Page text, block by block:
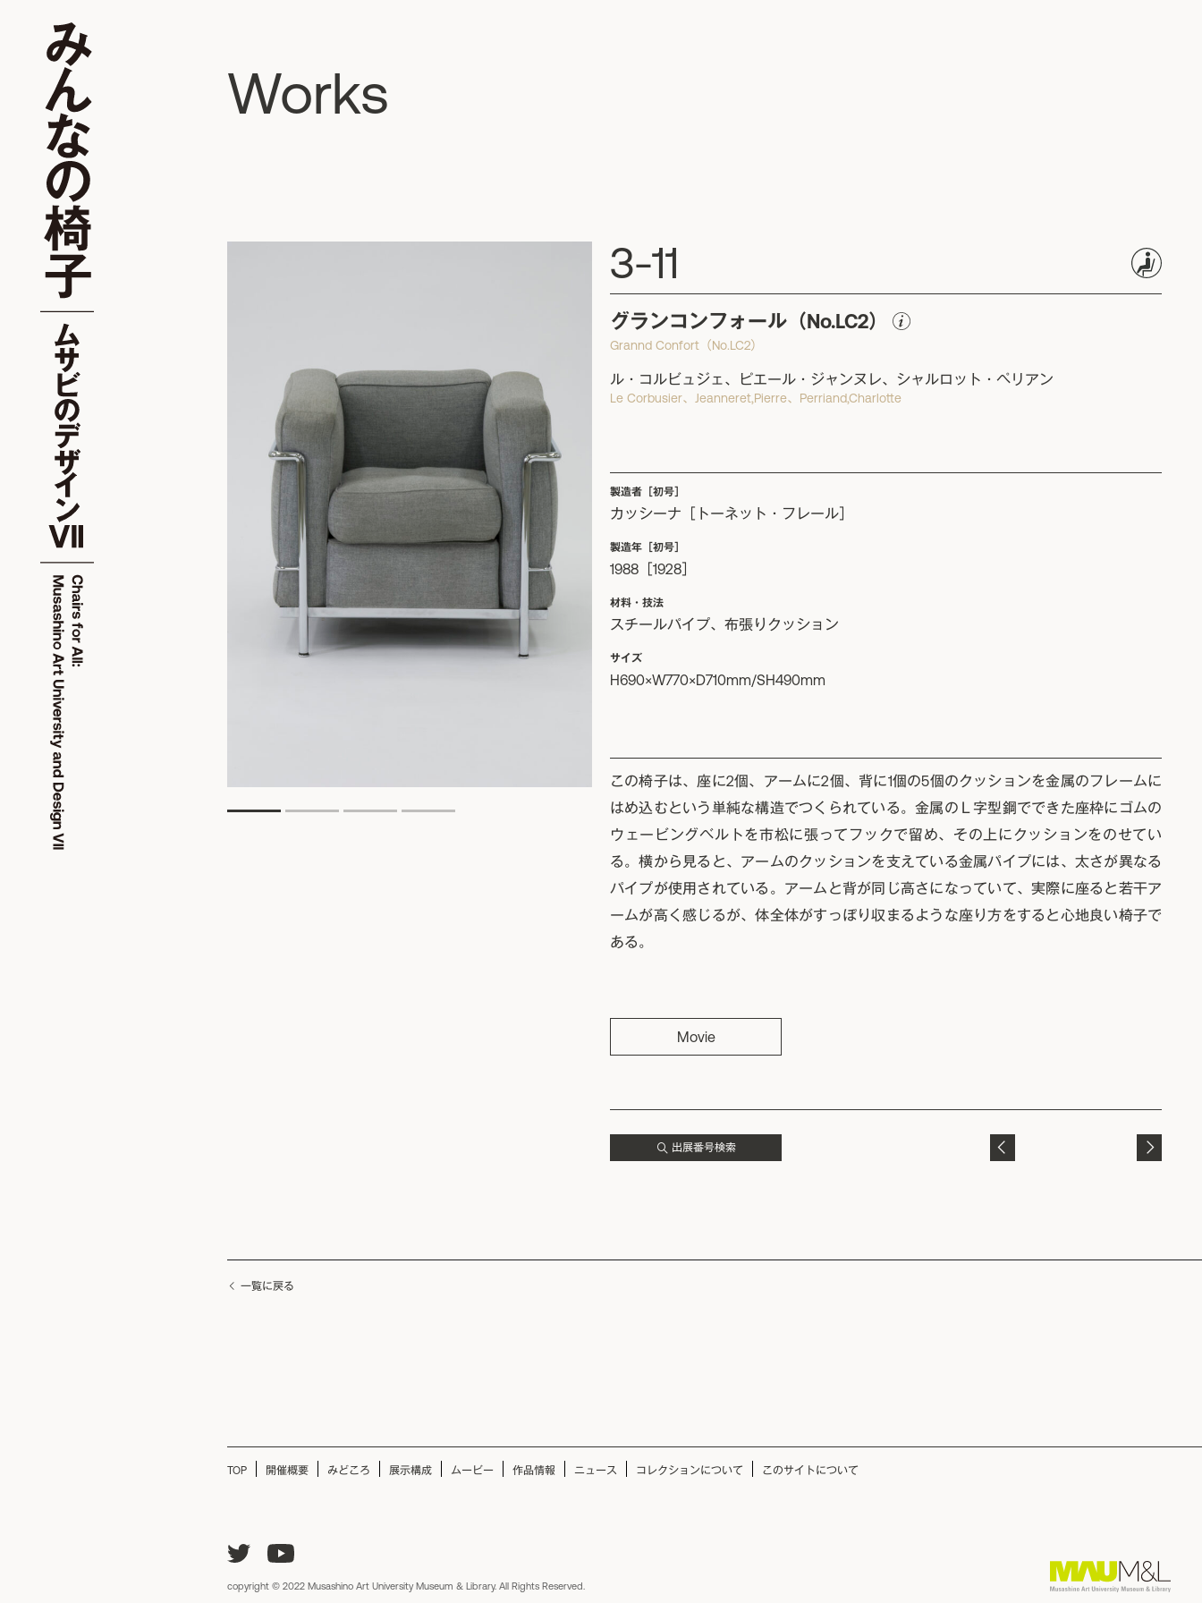
Works
3-11
グランコンフォール（No.LC2）
Grannd Confort（No.LC2）
ル・コルビュジェ、ピエール・ジャンヌレ、シャルロット・ペリアン
Le Corbusier、Jeanneret,Pierre、Perriand,Charlotte
製造者［初号］
カッシーナ［トーネット・フレール］
製造年［初号］
1988［1928］
材料・技法
スチールパイプ、布張りクッション
サイズ
H690×W770×D710mm/SH490mm
この椅子は、座に2個、アームに2個、背に1個の5個のクッションを金属のフレームに
はめ込むという単純な構造でつくられている。金属のＬ字型鋼でできた座枠にゴムの
ウェービングベルトを市松に張ってフックで留め、その上にクッションをのせてい
る。横から見ると、アームのクッションを支えている金属パイプには、太さが異なる
パイプが使用されている。アームと背が同じ高さになっていて、実際に座ると若干ア
ームが高く感じるが、体全体がすっぽり収まるような座り方をすると心地良い椅子で
ある。
Movie
出展番号検索
一覧に戻る
TOP 開催概要 みどころ 展示構成 ムービー 作品情報 ニュース コレクションについて このサイトについて
copyright © 2022 Musashino Art University Museum & Library. All Rights Reserved.